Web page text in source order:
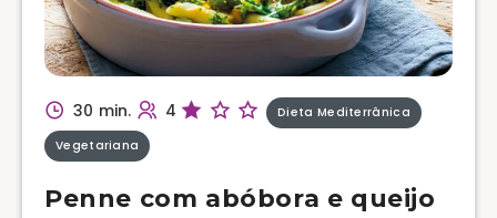
30 min. 4 Dieta Mediterrânica
Vegetariana
Penne com abóbora e queijo